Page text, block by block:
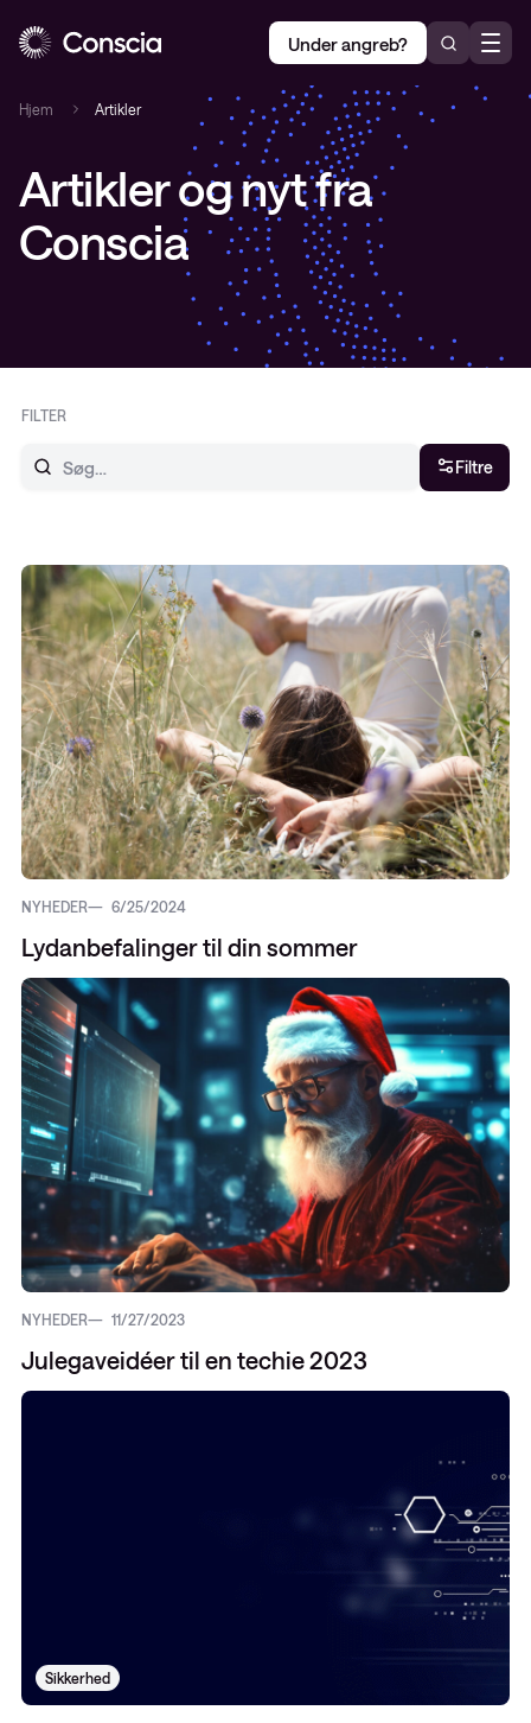
Under angreb?
Hjem Artikler
Artikler og nyt fra
Conscia
FILTER
Filtre
NYHEDER 6/25/2024
Lydanbefalinger til din sommer
NYHEDER 11/27/2023
Julegaveidéer til en techie 2023
Sikkerhed